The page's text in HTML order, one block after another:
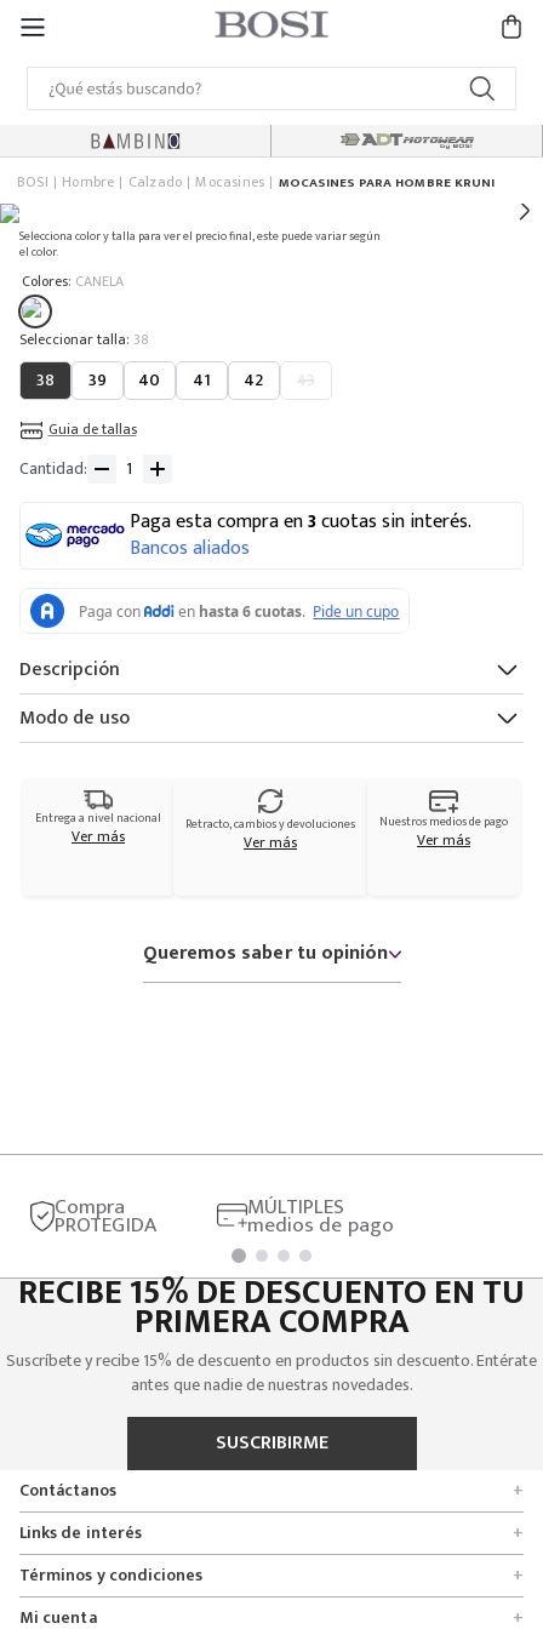
BOSI Hombre Calzado Mocasines MOCASINES PARA HOMBRE KRUNI
Selecciona color y talla para ver el precio final, este puede variar según
el color.
Colores: CANELA
: 38
38 39 40 41 42 43
Guia de tallas
Cantidad
Paga esta compra en3cuotas sin interés.
Bancos aliados
Descripción
Modo de uso
Entrega a nivel nacional
Ver más Retracto, cambios y devoluciones
Ver más
Nuestros medios de pago
Ver más
Queremos saber tu opinión
Compra
PROTEGIDA
MÚLTIPLES
medios de pago
RECIBE 15% DE DESCUENTO EN TU
PRIMERA COMPRA
Suscríbete y recibe 15% de descuento en productos sin descuento. Entérate
antes que nadie de nuestras novedades.
SUSCRIBIRME
Contáctanos
+
Encuentra tu tienda
Formulario de solicitudes
Servicio al cliente
Links de interés +
Quienes somos
Políticas de entrega, cambio y devolución
Políticas de privacidad
Términos y condiciones +
Promociones
Mi cuenta +